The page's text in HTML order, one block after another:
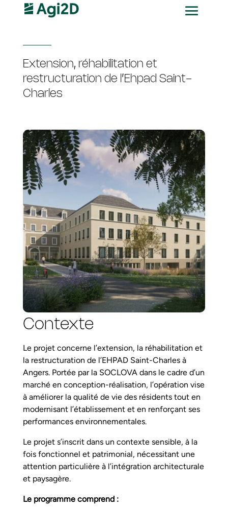
Extension, réhabilitation et
restructuration de l’Ehpad Saint-
Charles
Contexte
Le projet concerne l’extension, la réhabilitation et
la restructuration de l’EHPAD Saint-Charles à
Angers. Portée par la SOCLOVA dans le cadre d’un
marché en conception-réalisation, l’opération vise
à améliorer la qualité de vie des résidents tout en
modernisant l’établissement et en renforçant ses
performances environnementales.
Le projet s’inscrit dans un contexte sensible, à la
fois fonctionnel et patrimonial, nécessitant une
attention particulière à l’intégration architecturale
et paysagère.
Le programme comprend :